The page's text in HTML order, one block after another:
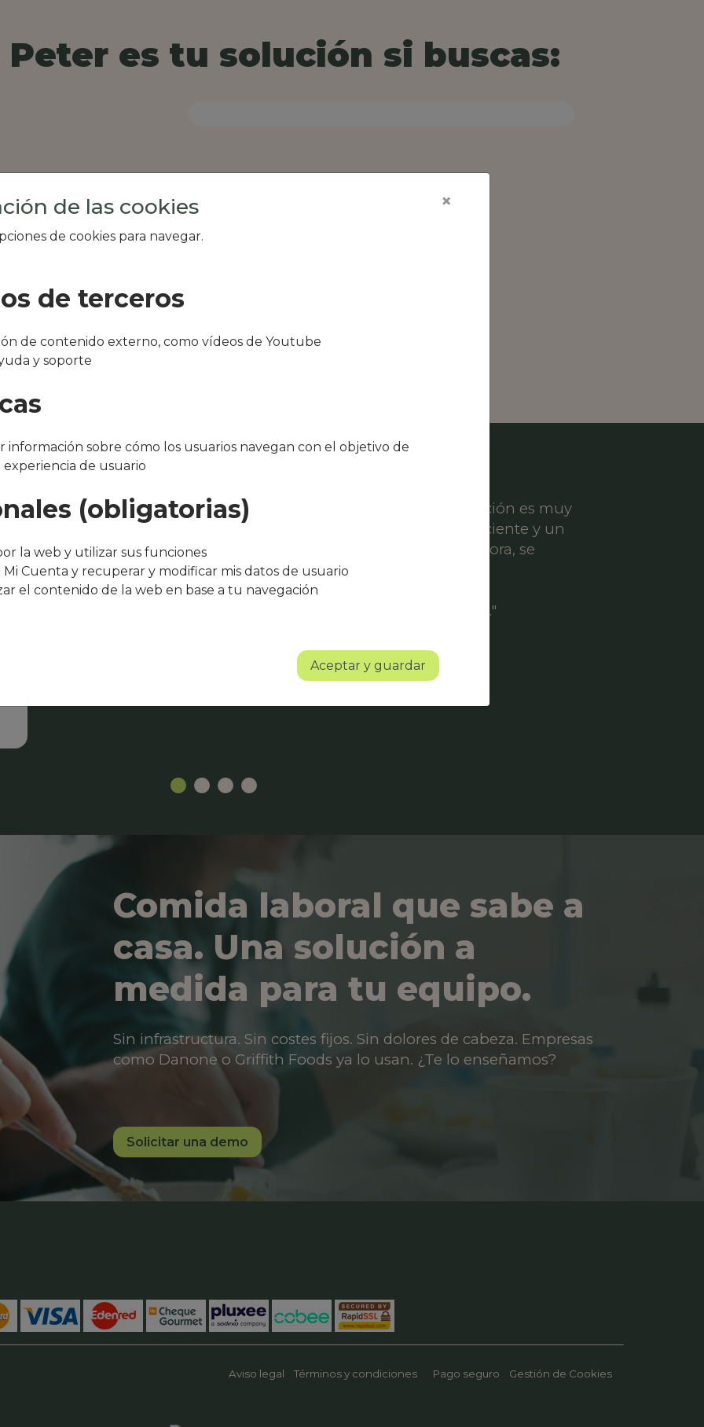
Peter es tu solución si buscas:
de tu zona, como
Delicias o Tito
"Después de varios meses con el servicio, el nivel de satisfacción es muy
bueno. El equipo de Que Cocine Peter ofrece un servicio eficiente y un
trato excelente, siempre atentos a cualquier solicitud de mejora, se
agradece su entusiasmo, dedicación y profesionalidad.
Sin lugar a dudas se trata de un proyecto con mucho futuro."
Comida laboral que sabe a
casa. Una solución a
medida para tu equipo.
Sin infrastructura. Sin costes fijos. Sin dolores de cabeza. Empresas
como Danone o Griffith Foods ya lo usan. ¿Te lo enseñamos?
Solicitar una demo
Aviso legal Términos y condiciones Pago seguro Gestión de Cookies
de las cookies
de cookies para navegar.
×
de terceros
de contenido externo, como vídeos de Youtube
y soporte
información sobre cómo los usuarios navegan con el objetivo de
experiencia de usuario
(obligatorias)
la web y utilizar sus funciones
Mi Cuenta y recuperar y modificar mis datos de usuario
el contenido de la web en base a tu navegación
Aceptar y guardar